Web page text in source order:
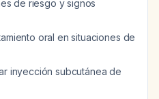
de riesgo y signos
oral en situaciones de
inyección subcutánea de